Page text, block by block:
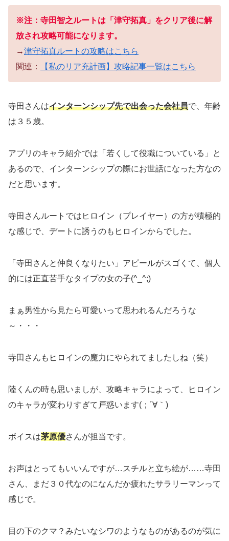
※注：寺田智之ルートは「津守拓真」をクリア後に解
放され攻略可能になります。
→津守拓真ルートの攻略はこちら
関連：
【私のリア充計画】攻略記事一覧はこちら
寺田さんはインターンシップ先で出会った会社員で、年齢
は３５歳。
アプリのキャラ紹介では「若くして役職についている」と
あるので、インターンシップの際にお世話になった方なの
だと思います。
寺田さんルートではヒロイン（プレイヤー）の方が積極的
な感じで、デートに誘うのもヒロインからでした。
「寺田さんと仲良くなりたい」アピールがスゴくて、個人
的には正直苦手なタイプの女の子(^_^;)
まぁ男性から見たら可愛いって思われるんだろうな
～・・・
寺田さんもヒロインの魔力にやられてましたしね（笑）
陸くんの時も思いましが、攻略キャラによって、ヒロイン
のキャラが変わりすぎて戸惑います(；´∀｀)
ボイスは茅原優さんが担当です。
お声はとってもいいんですが…スチルと立ち絵が……寺田
さん、まだ３０代なのになんだか疲れたサラリーマンって
感じで。
目の下のクマ？みたいなシワのようなものがあるのが気に